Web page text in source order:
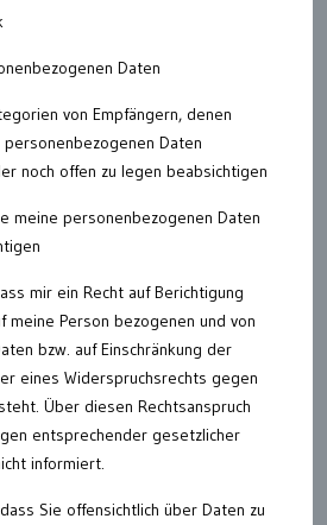
Daten
von Empfängern, denen
Daten
noch offen zu legen beabsichtigen
meine personenbezogenen Daten
mir ein Recht auf Berichtigung
meine Person bezogenen und von
bzw. auf Einschränkung der
eines Widerspruchsrechts gegen
Über diesen Rechtsanspruch
entsprechender gesetzlicher
informiert.
Sie offensichtlich über Daten zu